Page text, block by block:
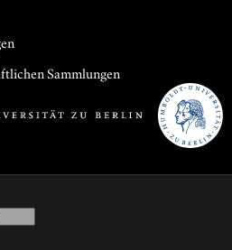
Sammlungen